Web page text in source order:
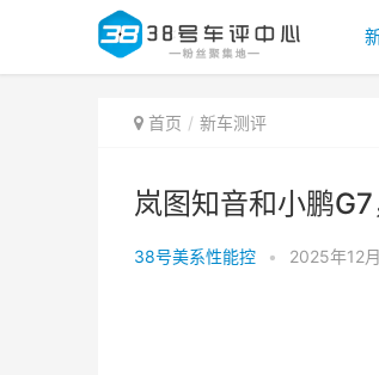
首页 新车测评
岚图知音和小鹏
38号美系性能控 • 2025年12